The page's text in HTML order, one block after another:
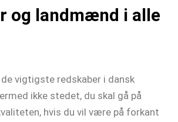
og landmænd i alle
vigtigste redskaber i dansk
ikke stedet, du skal gå på
hvis du vil være på forkant